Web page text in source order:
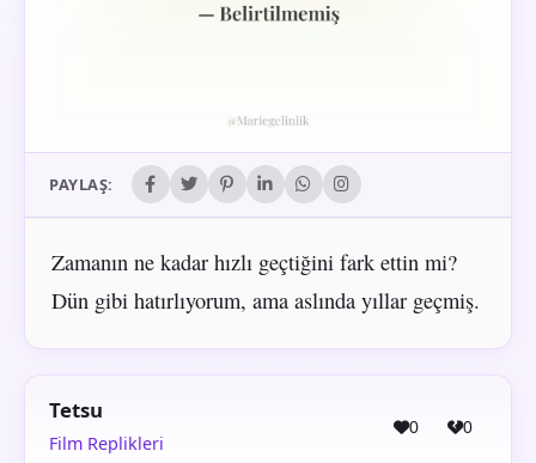
PAYLAŞ:
Zamanın ne kadar hızlı geçtiğini fark ettin mi?
Dün gibi hatırlıyorum, ama aslında yıllar geçmiş.
Tetsu
Film Replikleri
0 0